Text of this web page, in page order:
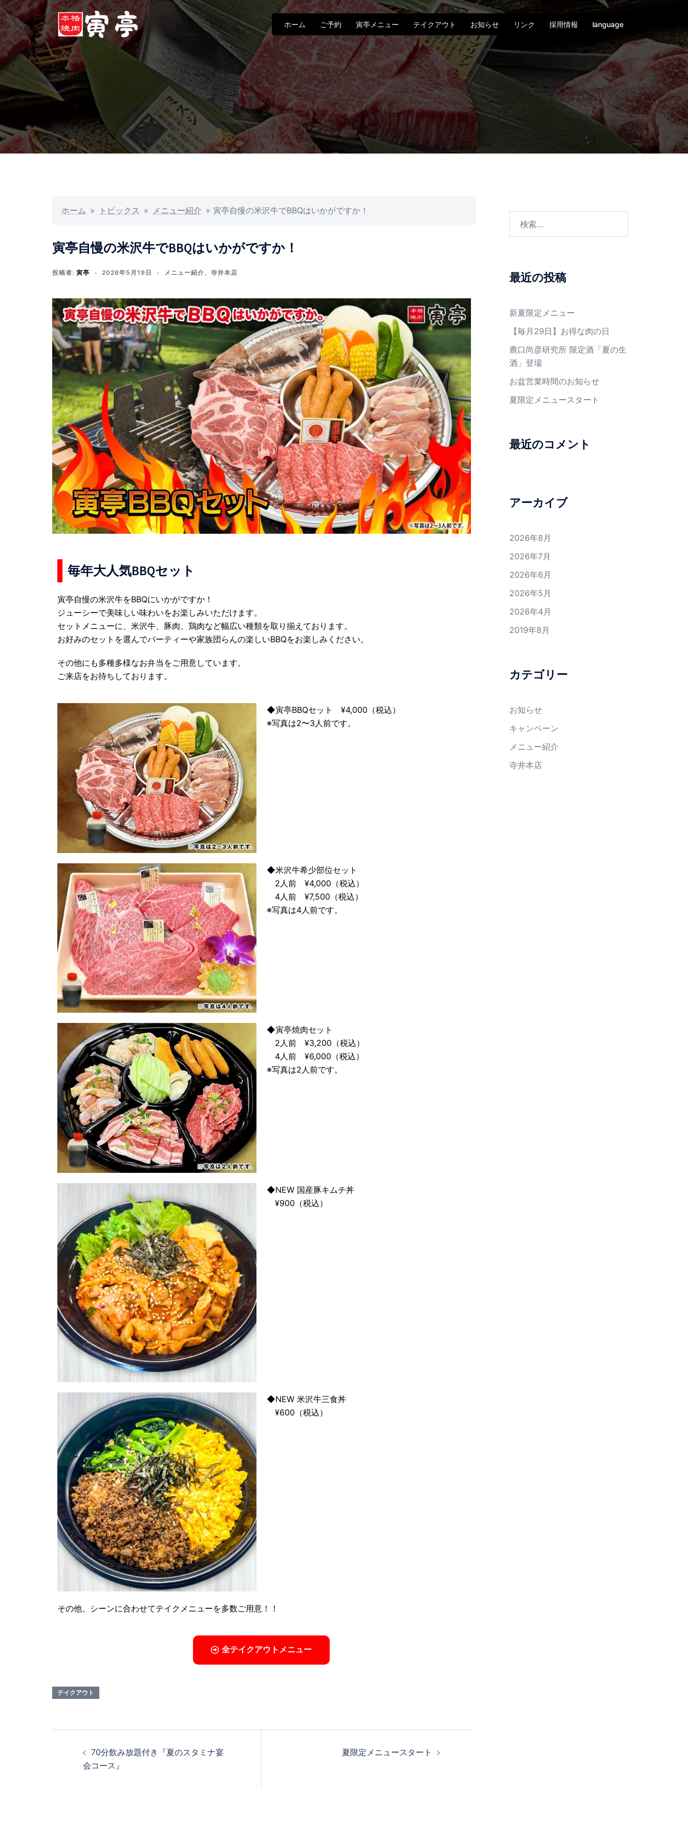
ホーム ご予約 寅亭メニュー テイクアウト お知らせ リンク 採用情報 language
ホーム » トピックス » メニュー紹介 » 寅亭自慢の米沢牛でBBQはいかがですか！
寅亭自慢の米沢牛でBBQはいかがですか！
投稿者: 寅亭 2026年5月19日 メニュー紹介、 寺井本店
毎年大人気BBQセット
寅亭自慢の米沢牛をBBQにいかがですか！
ジューシーで美味しい味わいをお楽しみいただけます。
セットメニューに、米沢牛、豚肉、鶏肉など幅広い種類を取り揃えております。
お好みのセットを選んでパーティーや家族団らんの楽しいBBQをお楽しみください。
その他にも多種多様なお弁当をご用意しています。
ご来店をお待ちしております。
◆寅亭BBQセット ¥4,000（税込）
※写真は2〜3人前です。
◆米沢牛希少部位セット
2人前 ¥4,000（税込）
4人前 ¥7,500（税込）
※写真は4人前です。
◆寅亭焼肉セット
2人前 ¥3,200（税込）
4人前 ¥6,000（税込）
※写真は2人前です。
◆NEW 国産豚キムチ丼
¥900（税込）
◆NEW 米沢牛三食丼
¥600（税込）
その他、シーンに合わせてテイクメニューを多数ご用意！！
全テイクアウトメニュー
テイクアウト
70分飲み放題付き『夏のスタミナ宴
会コース』
夏限定メニュースタート
最近の投稿
新夏限定メニュー
【毎月29日】お得な肉の日
農口尚彦研究所 限定酒「夏の生
酒」登場
お盆営業時間のお知らせ
夏限定メニュースタート
最近のコメント
アーカイブ
2026年8月
2026年7月
2026年6月
2026年5月
2026年4月
2019年8月
カテゴリー
お知らせ
キャンペーン
メニュー紹介
寺井本店